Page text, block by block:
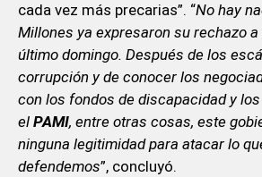
cada vez más precarias”. “No hay
Millones ya expresaron su rechazo
último domingo. Después de los
corrupción y de conocer los
con los fondos de discapacidad y
el PAMI, entre otras cosas, este
ninguna legitimidad para atacar lo
defendemos”, concluyó.